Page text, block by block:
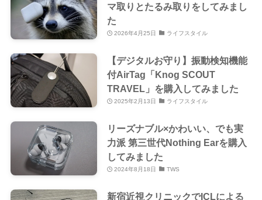
マ取りとたるみ取りをしてみまし
た
2026年4月25日 ライフスタイル
【デジタルお守り】振動検知機能
付AirTag「Knog SCOUT
TRAVEL」を購入してみました
2025年2月13日 ライフスタイル
リーズナブル×かわいい、でも実
力派 第三世代Nothing Earを購入
してみました
2024年8月18日 TWS
新宿近視クリニックでICLによる